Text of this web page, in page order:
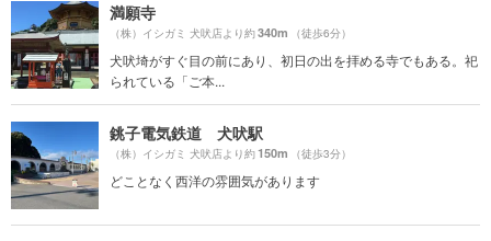
満願寺
（株）イシガミ 犬吠店より約340m （徒歩6分）
犬吠埼がすぐ目の前にあり、初日の出を拝める寺でもある。祀
られている「ご本...
銚子電気鉄道 犬吠駅
（株）イシガミ 犬吠店より約150m （徒歩3分）
どことなく西洋の雰囲気があります